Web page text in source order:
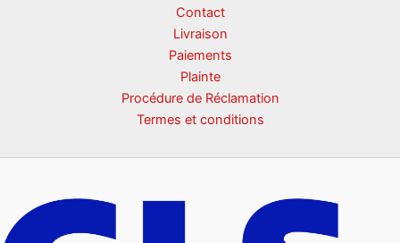
Contact
Livraison
Paiements
Plainte
Procédure de Réclamation
Termes et conditions